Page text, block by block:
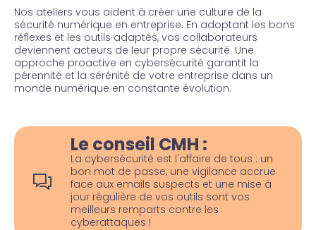
Nos ateliers vous aident à créer une culture de la
sécurité numérique en entreprise. En adoptant les bons
réflexes et les outils adaptés, vos collaborateurs
deviennent acteurs de leur propre sécurité. Une
approche proactive en cybersécurité garantit la
pérennité et la sérénité de votre entreprise dans un
monde numérique en constante évolution.
Le conseil CMH :
La cybersécurité est l'affaire de tous : un
bon mot de passe, une vigilance accrue
face aux emails suspects et une mise à
jour régulière de vos outils sont vos
meilleurs remparts contre les
cyberattaques !